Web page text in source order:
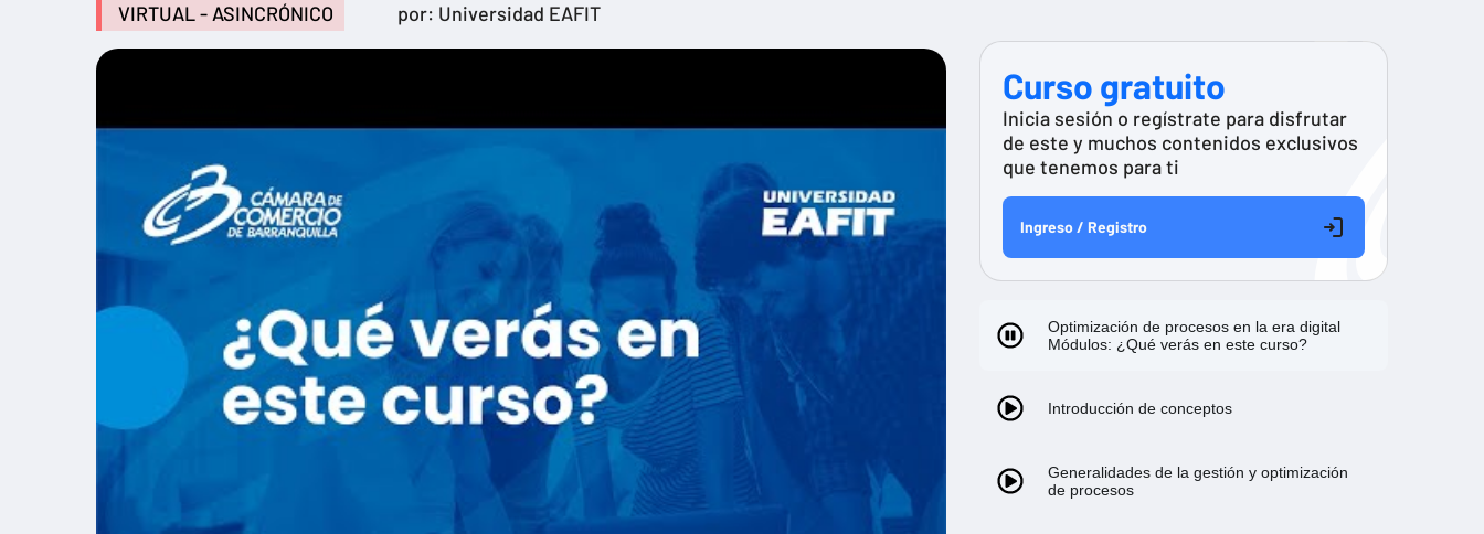
VIRTUAL - ASINCRÓNICO por: Universidad EAFIT
Curso gratuito
Inicia sesión o regístrate para disfrutar
de este y muchos contenidos exclusivos
que tenemos para ti
Ingreso / Registro
Optimización de procesos en la era digital
Módulos: ¿Qué verás en este curso?
Introducción de conceptos
Generalidades de la gestión y optimización
de procesos